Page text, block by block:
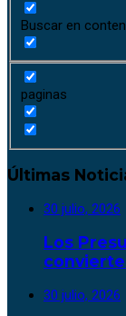
Buscar en
paginas
Últimas
30 julio, 2026
Los
30 julio, 2026